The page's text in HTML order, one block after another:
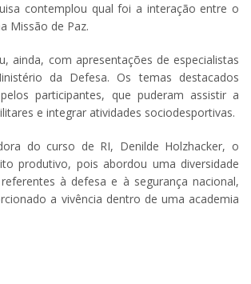
contemplou qual foi a interação entre o
Missão de Paz.
ainda, com apresentações de especialistas
da Defesa. Os temas destacados
participantes, que puderam assistir a
e integrar atividades sociodesportivas.
do curso de RI, Denilde Holzhacker, o
produtivo, pois abordou uma diversidade
à defesa e à segurança nacional,
a vivência dentro de uma academia